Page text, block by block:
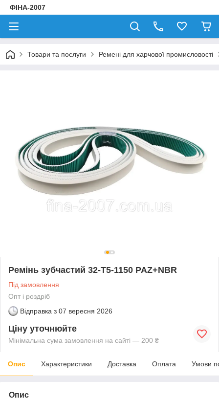
ФІНА-2007
Товари та послуги Ремені для харчової промисловості
Ремінь зубчастий 32-T5-1150 PAZ+NBR
Під замовлення
Опт і роздріб
Відправка з 07 вересня 2026
Ціну уточнюйте
Мінімальна сума замовлення на сайті — 200 ₴
Опис Характеристики Доставка Оплата Умови
Опис